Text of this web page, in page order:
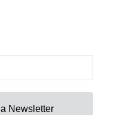
Newsletter